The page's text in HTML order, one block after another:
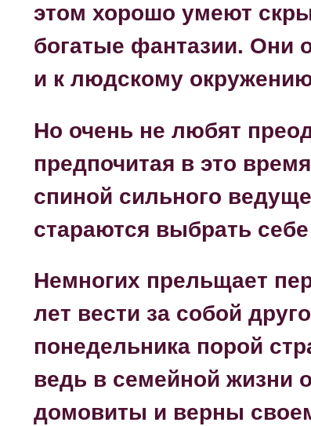
этом хорошо умеют
богатые фантазии. Они
и к людскому
Но очень не любят
предпочитая в это
спиной сильного
стараются выбрать
Немногих прельщает
лет вести за собой
понедельника порой
ведь в семейной жизни
домовиты и верны